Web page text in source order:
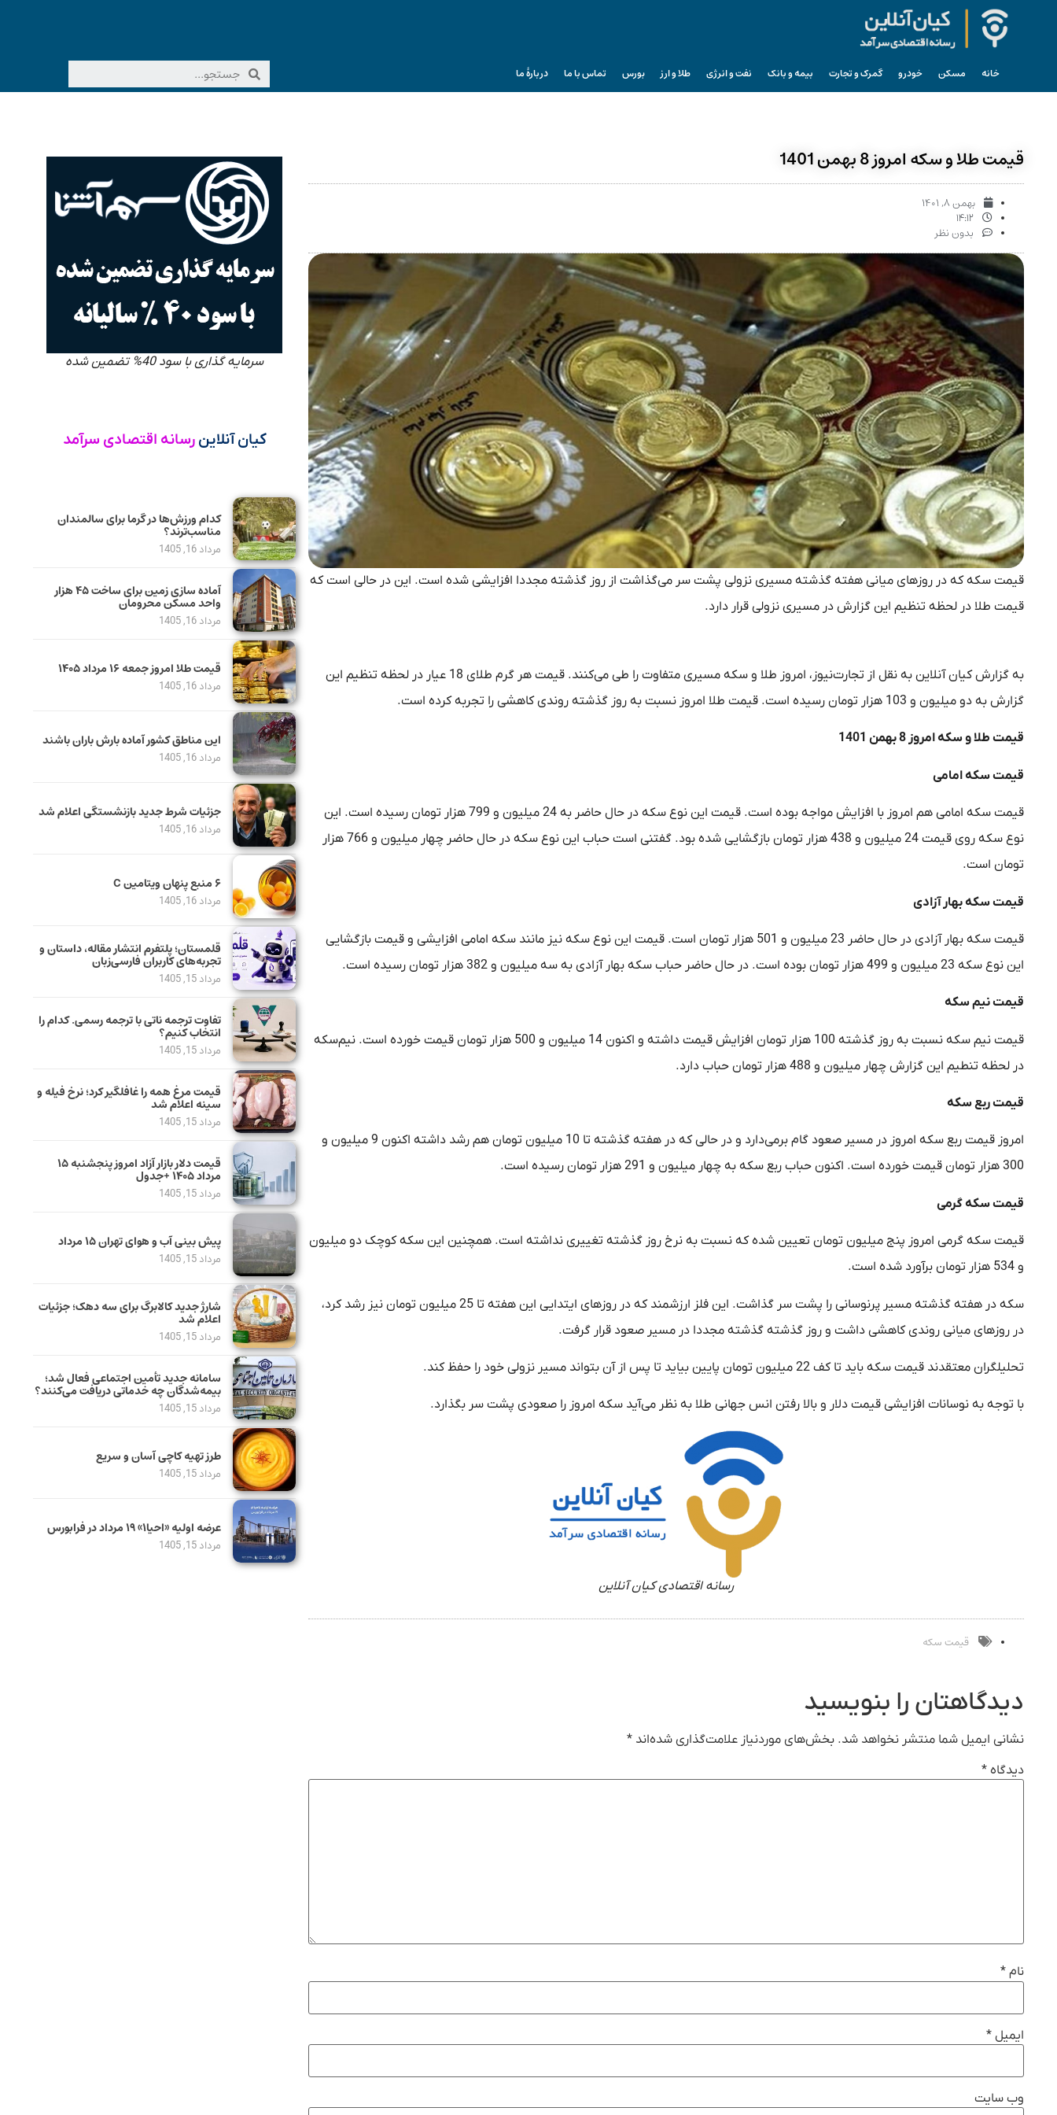
خانه مسکن خودرو گمرک و تجارت بیمه و بانک نفت و انرژی طلا و ارز بورس تماس با ما دربارۀ ما
قیمت طلا و سکه امروز 8 بهمن 1401
بهمن ۸, ۱۴۰۱
۱۴:۱۲
بدون نظر
قیمت سکه که در روزهای میانی هفته گذشته مسیری نزولی پشت سر می‌گذاشت از روز گذشته مجددا افزایشی شده است. این در حالی است که
قیمت طلا در لحظه تنظیم این گزارش در مسیری نزولی قرار دارد.
به گزارش کیان آنلاین به نقل از تجارت‌نیوز، امروز طلا و سکه مسیری متفاوت را طی می‌کنند. قیمت هر گرم طلای 18 عیار در لحظه تنظیم این
گزارش به دو میلیون و 103 هزار تومان رسیده است. قیمت طلا امروز نسبت به روز گذشته روندی کاهشی را تجربه کرده است.
قیمت طلا و سکه امروز 8 بهمن 1401
قیمت سکه امامی
قیمت سکه امامی هم امروز با افزایش مواجه بوده است. قیمت این نوع سکه در حال حاضر به 24 میلیون و 799 هزار تومان رسیده است. این
نوع سکه روی قیمت 24 میلیون و 438 هزار تومان بازگشایی شده بود. گفتنی است حباب این نوع سکه در حال حاضر چهار میلیون و 766 هزار
تومان است.
قیمت سکه بهار آزادی
قیمت سکه بهار آزادی در حال حاضر 23 میلیون و 501 هزار تومان است. قیمت این نوع سکه نیز مانند سکه امامی افزایشی و قیمت بازگشایی
این نوع سکه 23 میلیون و 499 هزار تومان بوده است. در حال حاضر حباب سکه بهار آزادی به سه میلیون و 382 هزار تومان رسیده است.
قیمت نیم سکه
قیمت نیم سکه نسبت به روز گذشته 100 هزار تومان افزایش قیمت داشته و اکنون 14 میلیون و 500 هزار تومان قیمت خورده است. نیم‌سکه
در لحظه تنطیم این گزارش چهار میلیون و 488 هزار تومان حباب دارد.
قیمت ربع سکه
امروز قیمت ربع سکه امروز در مسیر صعود گام برمی‌دارد و در حالی که در هفته گذشته تا 10 میلیون تومان هم رشد داشته اکنون 9 میلیون و
300 هزار تومان قیمت خورده است. اکنون حباب ربع سکه به چهار میلیون و 291 هزار تومان رسیده است.
قیمت سکه گرمی
قیمت سکه گرمی امروز پنج میلیون تومان تعیین شده که نسبت به نرخ روز گذشته تغییری نداشته است. همچنین این سکه کوچک دو میلیون
و 534 هزار تومان برآورد شده است.
سکه در هفته گذشته مسیر پرنوسانی را پشت سر گذاشت. این فلز ارزشمند که در روزهای ایتدایی این هفته تا 25 میلیون تومان نیز رشد کرد،
در روزهای میانی روندی کاهشی داشت و روز گذشته گذشته مجددا در مسیر صعود قرار گرفت.
تحلیلگران معتقدند قیمت سکه باید تا کف 22 میلیون تومان پایین بیاید تا پس از آن بتواند مسیر نزولی خود را حفظ کند.
با توجه به نوسانات افزایشی قیمت دلار و بالا رفتن انس جهانی طلا به نظر می‌آید سکه امروز را صعودی پشت سر بگذارد.
رسانه اقتصادی کیان آنلاین
قیمت سکه
دیدگاهتان را بنویسید
نشانی ایمیل شما منتشر نخواهد شد. بخش‌های موردنیاز علامت‌گذاری شده‌اند *
دیدگاه *
نام *
ایمیل *
وب‌ سایت
سرمایه گذاری با سود 40% تضمین شده
کیان آنلاین رسانه اقتصادی سرآمد
کدام ورزش‌ها در گرما برای سالمندان
مناسب‌ترند؟
مرداد 16, 1405
آماده سازی زمین برای ساخت ۴۵ هزار
واحد مسکن محرومان
مرداد 16, 1405
قیمت طلا امروز جمعه ۱۶ مرداد ۱۴۰۵
مرداد 16, 1405
این مناطق کشور آماده بارش باران باشند
مرداد 16, 1405
جزئیات شرط جدید بازنشستگی اعلام شد
مرداد 16, 1405
۶ منبع پنهان ویتامین C
مرداد 16, 1405
قلمستان؛ پلتفرم انتشار مقاله، داستان و
تجربه‌های کاربران فارسی‌زبان
مرداد 15, 1405
تفاوت ترجمه ناتی با ترجمه رسمی. کدام را
انتخاب کنیم؟
مرداد 15, 1405
قیمت مرغ همه را غافلگیر کرد؛ نرخ فیله و
سینه اعلام شد
مرداد 15, 1405
قیمت دلار بازار آزاد امروز پنجشنبه ۱۵
مرداد ۱۴۰۵ +جدول
مرداد 15, 1405
پیش بینی آب و هوای تهران ۱۵ مرداد
مرداد 15, 1405
شارژ جدید کالابرگ برای سه دهک؛ جزئیات
اعلام شد
مرداد 15, 1405
سامانه جدید تأمین اجتماعی فعال شد؛
بیمه‌شدگان چه خدماتی دریافت می‌کنند؟
مرداد 15, 1405
طرز تهیه کاچی آسان و سریع
مرداد 15, 1405
عرضه اولیه «احیا۱» ۱۹ مرداد در فرابورس
مرداد 15, 1405